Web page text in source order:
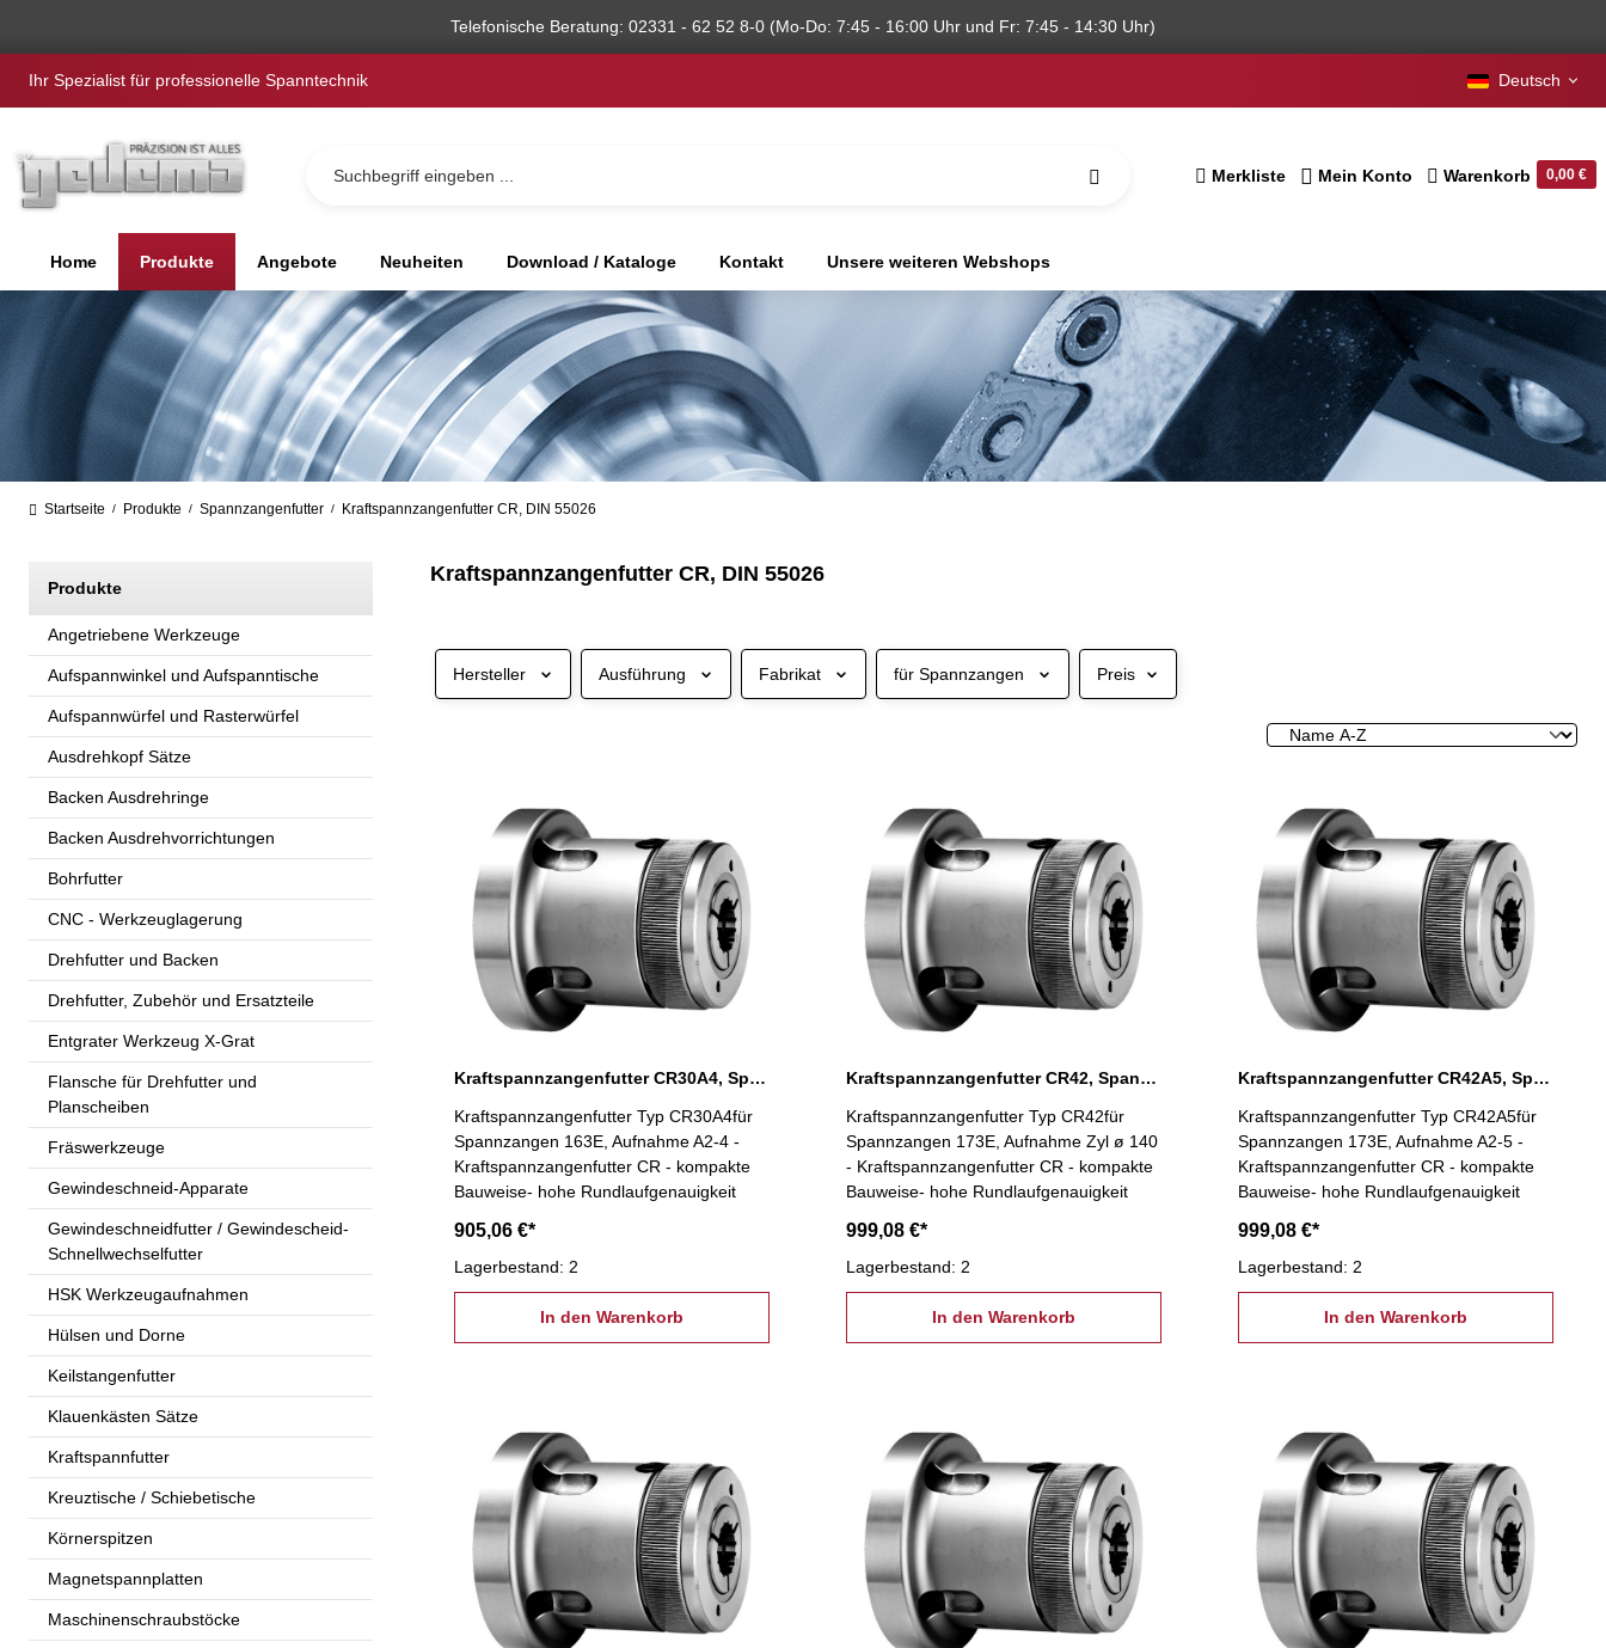
Telefonische Beratung: 02331 - 62 52 8-0 (Mo-Do: 7:45 - 16:00 Uhr und Fr: 7:45 - 14:30 Uhr)
Ihr Spezialist für professionelle Spanntechnik Deutsch
Merkliste Mein Konto Warenkorb 0,00 €
Home Produkte Angebote Neuheiten Download / Kataloge Kontakt Unsere weiteren Webshops
Startseite / Produkte / Spannzangenfutter / Kraftspannzangenfutter CR, DIN 55026
Produkte
Angetriebene Werkzeuge
Aufspannwinkel und Aufspanntische
Aufspannwürfel und Rasterwürfel
Ausdrehkopf Sätze
Backen Ausdrehringe
Backen Ausdrehvorrichtungen
Bohrfutter
CNC - Werkzeuglagerung
Drehfutter und Backen
Drehfutter, Zubehör und Ersatzteile
Entgrater Werkzeug X-Grat
Flansche für Drehfutter und
Planscheiben
Fräswerkzeuge
Gewindeschneid-Apparate
Gewindeschneidfutter / Gewindescheid-
Schnellwechselfutter
HSK Werkzeugaufnahmen
Hülsen und Dorne
Keilstangenfutter
Klauenkästen Sätze
Kraftspannfutter
Kreuztische / Schiebetische
Körnerspitzen
Magnetspannplatten
Maschinenschraubstöcke
Kraftspannzangenfutter CR, DIN 55026
Hersteller Ausführung Fabrikat für Spannzangen Preis
Kraftspannzangenfutter CR30A4, Spannzange 163E
Kraftspannzangenfutter Typ CR30A4für
Spannzangen 163E, Aufnahme A2-4 -
Kraftspannzangenfutter CR - kompakte
Bauweise- hohe Rundlaufgenauigkeit
905,06 €*
Lagerbestand: 2
In den Warenkorb
Kraftspannzangenfutter CR42, Spannzange 173E
Kraftspannzangenfutter Typ CR42für
Spannzangen 173E, Aufnahme Zyl ø 140
- Kraftspannzangenfutter CR - kompakte
Bauweise- hohe Rundlaufgenauigkeit
999,08 €*
Lagerbestand: 2
In den Warenkorb
Kraftspannzangenfutter CR42A5, Spannzange 173E
Kraftspannzangenfutter Typ CR42A5für
Spannzangen 173E, Aufnahme A2-5 -
Kraftspannzangenfutter CR - kompakte
Bauweise- hohe Rundlaufgenauigkeit
999,08 €*
Lagerbestand: 2
In den Warenkorb